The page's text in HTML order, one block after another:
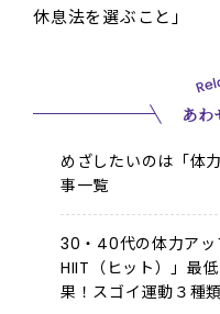
休息法を選ぶこと」
あわ
めざしたいのは「体
事一覧
30・40代の体力アッ
HIIT（ヒット）」最
果！スゴイ運動３種類